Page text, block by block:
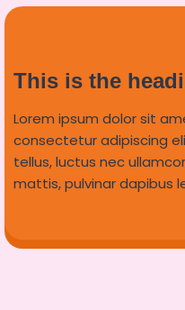
This is the
Lorem ipsum dolor sit
consectetur adipiscing
tellus, luctus nec
mattis, pulvinar dapibus